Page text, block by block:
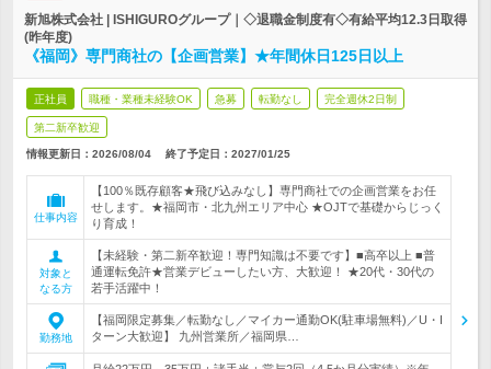
新旭株式会社 | ISHIGUROグループ｜◇退職金制度有◇有給平均12.3日取得
(昨年度)
《福岡》専門商社の【企画営業】★年間休日125日以上
正社員 職種・業種未経験OK 急募 転勤なし 完全週休2日制
第二新卒歓迎
情報更新日：2026/08/04 終了予定日： 2027/01/25
仕事内容
【100％既存顧客★飛び込みなし】専門商社での企画営業をお任
せします。★福岡市・北九州エリア中心 ★OJTで基礎からじっく
り育成！
対象と
なる方
【未経験・第二新卒歓迎！専門知識は不要です】■高卒以上 ■普
通運転免許★営業デビューしたい方、大歓迎！ ★20代・30代の
若手活躍中！
勤務地
【福岡限定募集／転勤なし／マイカー通勤OK(駐車場無料)／U・I
ターン大歓迎】 九州営業所／福岡県…